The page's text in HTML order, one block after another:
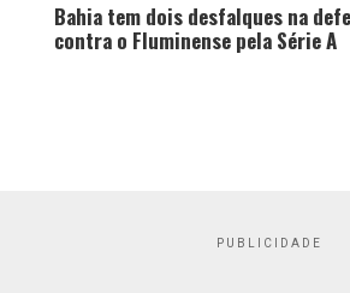
Bahia tem dois desfalques na
contra o Fluminense pela Série A
PUBLICIDADE